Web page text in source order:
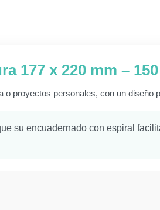
177 x 220 mm –
o proyectos personales, con un diseño
su encuadernado con espiral